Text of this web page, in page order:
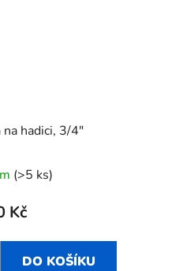
hadici, 3/4"
(>5 ks)
Kč
DO KOŠÍKU